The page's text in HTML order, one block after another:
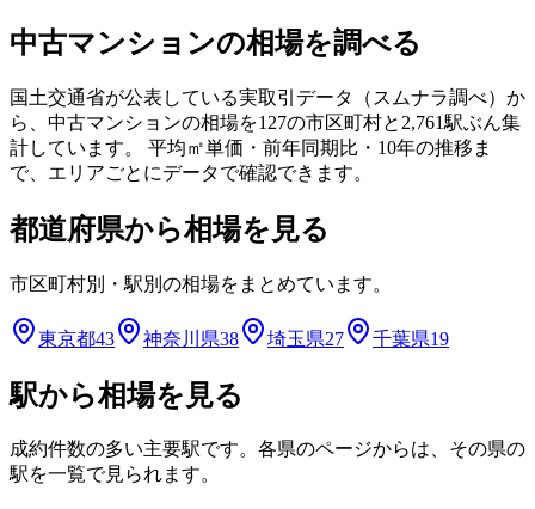
中古マンションの相場を調べる
国土交通省が公表している実取引データ（スムナラ調べ）か
ら、中古マンションの相場を127の市区町村と 2,761駅ぶん集
計しています。 平均㎡単価・前年同期比・10年の推移ま
で、エリアごとにデータで確認できます。
都道府県から相場を見る
市区町村別・駅別の相場をまとめています。
東京都43 神奈川県38 埼玉県27 千葉県19
駅から相場を見る
成約件数の多い主要駅です。各県のページからは、その県の
駅を一覧で見られます。